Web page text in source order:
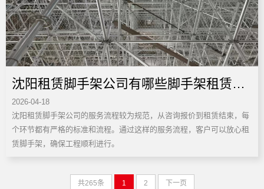
沈阳租赁脚手架公司有哪些脚手架租赁服
务流程
2026-04-18
沈阳租赁脚手架公司的服务流程较为规范，从咨询报价到租赁结束，每
个环节都有严格的标准和流程。通过这样的服务流程，客户可以放心租
赁脚手架，确保工程顺利进行。
共265条 1 2 下一页